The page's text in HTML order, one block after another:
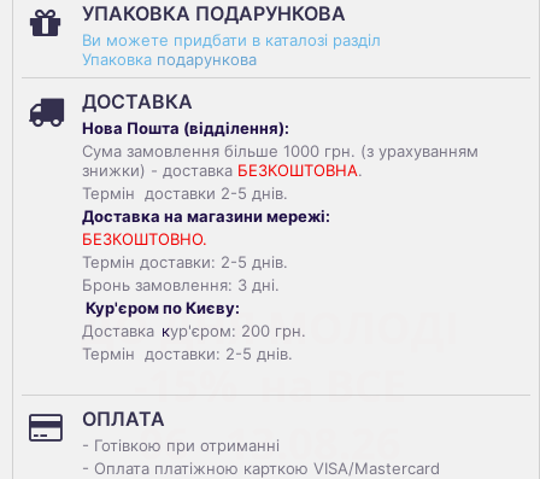
УПАКОВКА ПОДАРУНКОВА
Ви можете придбати в каталозі разділ
Упаковка подарункова
ДОСТАВКА
Нова Пошта (відділення):
Сума замовлення більше 1000 грн. (з урахуванням
знижки) - доставка БЕЗКОШТОВНА.
Термін доставки 2-5 днів.
Доставка на магазини мережі:
БЕЗКОШТОВНО.
Термін доставки: 2-5 днів.
Бронь замовлення: 3 дні.
Кур'єром по Києву:
Доставка кур'єром: 200 грн.
Термін доставки: 2-5 днів.
ОПЛАТА
- Готівкою при отриманні
- Оплата платіжною карткою VISA/Mastercard
ДО ДНЯ МОЛОДІ
-15% наВСЕ
06 - 13.08.26